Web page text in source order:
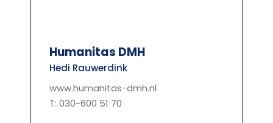
Humanitas DMH
Hedi Rauwerdink
www.humanitas-dmh.nl
T: 030-600 51 70